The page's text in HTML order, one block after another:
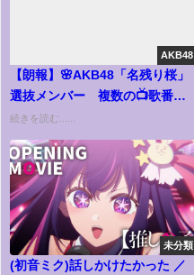
AKB48
【朗報】🌸AKB48「名残り桜」
選抜メンバー 複数の📺歌番組
収録が終わった模様📺！！！
続きを読む......
未分類
(初音ミク)話しかけたかった ／